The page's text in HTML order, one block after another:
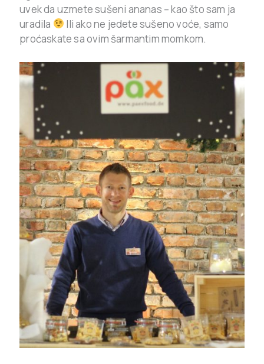
uvek da uzmete sušeni ananas – kao što sam ja
uradila
Ili ako ne jedete sušeno voće, samo
proćaskate sa ovim šarmantim momkom.